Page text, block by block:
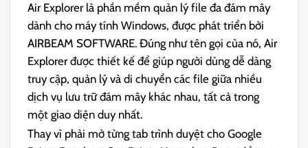
Air Explorer là phần mềm quản lý file đa đám mây
dành cho máy tính Windows, được phát triển bởi
AIRBEAM SOFTWARE. Đúng như tên gọi của nó, Air
Explorer được thiết kế để giúp người dùng dễ dàng
truy cập, quản lý và di chuyển các file giữa nhiều
dịch vụ lưu trữ đám mây khác nhau, tất cả trong
một giao diện duy nhất.
Thay vì phải mở từng tab trình duyệt cho Google